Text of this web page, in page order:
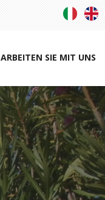
ARBEITEN SIE MIT UNS